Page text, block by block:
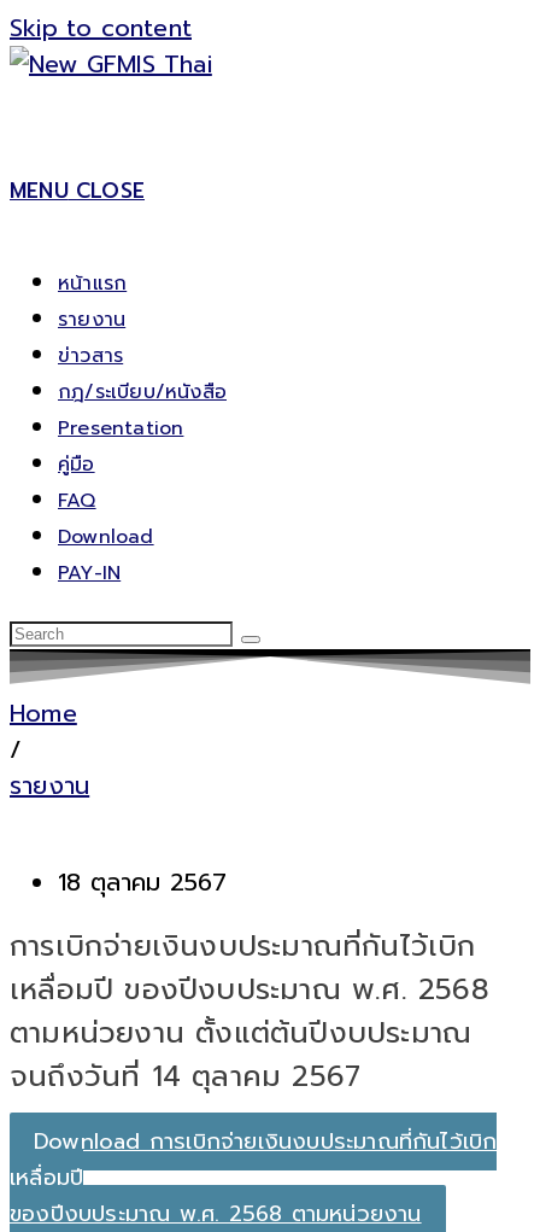
Skip to content
MENU CLOSE
หน้าแรก
รายงาน
ข่าวสาร
กฎ/ระเบียบ/หนังสือ
Presentation
คู่มือ
FAQ
Download
PAY-IN
Home
/
รายงาน
18 ตุลาคม 2567
การเบิกจ่ายเงินงบประมาณที่กันไว้เบิก
เหลื่อมปี ของปีงบประมาณ พ.ศ. 2568
ตามหน่วยงาน ตั้งแต่ต้นปีงบประมาณ
จนถึงวันที่ 14 ตุลาคม 2567
Download การเบิกจ่ายเงินงบประมาณที่กันไว้เบิก
เหลื่อมปี
ของปีงบประมาณ พ.ศ. 2568 ตามหน่วยงาน